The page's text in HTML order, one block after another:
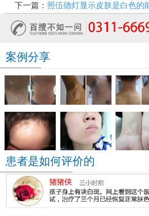
下一篇： 照伍德灯显示皮肤是白色的
案例分享
患者是如何评价的